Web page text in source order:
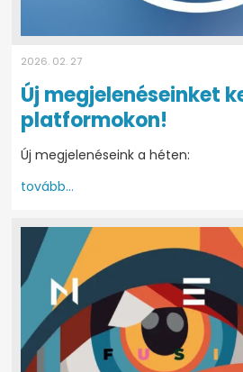
2026. 02. 27
Új megjelenéseinket
platformokon!
Új megjelenéseink a héten:
tovább...